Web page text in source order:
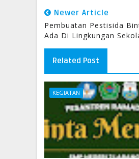
Newer Article
Pembuatan Pestisida
Ada Di Lingkungan
Related Post
KEGIATAN